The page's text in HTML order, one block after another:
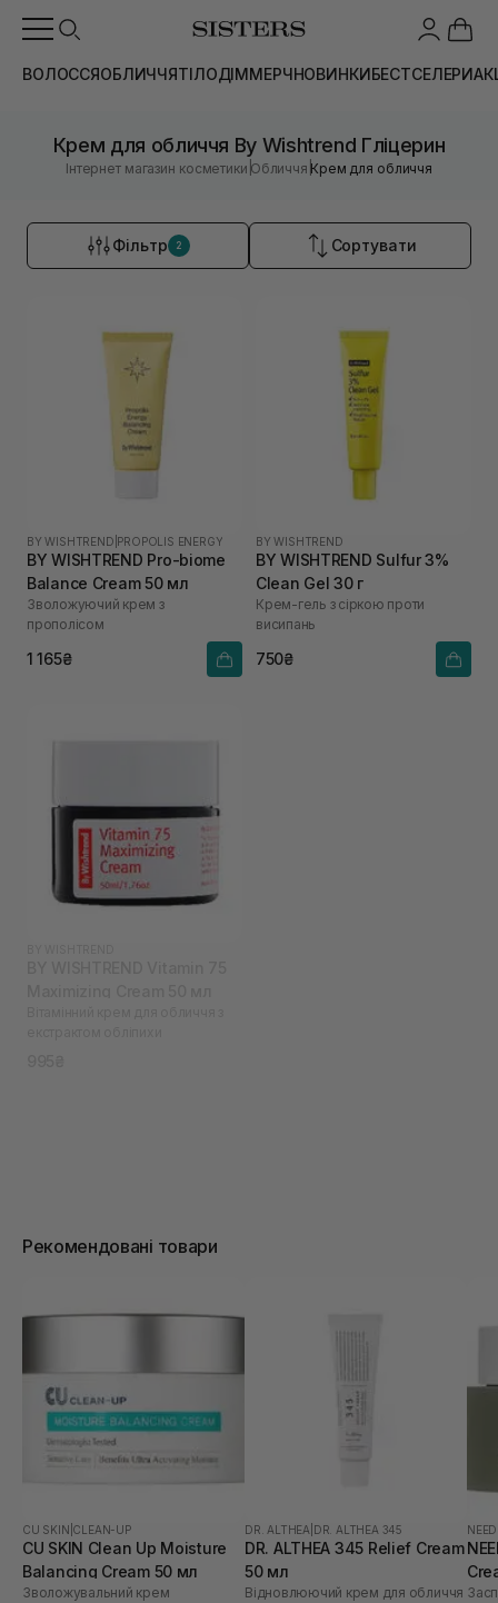
ВОЛОССЯОБЛИЧЧЯТІЛОДІММЕРЧНОВИНКИБЕСТСЕЛЕРИ
Крем для обличчя By Wishtrend Гліцерин
Інтернет магазин косметики |Обличчя |Крем для обличчя
Фільтр 2 Сортувати
BY WISHTREND PROPOLIS ENERGY
BY WISHTREND Pro-biome
Balance Cream 50 мл
Зволожуючий крем з
прополісом
1 165₴
BY WISHTREND
BY WISHTREND Sulfur 3%
Clean Gel 30 г
Крем-гель з сіркою проти
висипань
750₴
Рекомендовані товари
CU SKIN CLEAN-UP
CU SKIN Clean Up Moisture
Balancing Cream 50 мл
Зволожувальний крем
DR. ALTHEA DR. ALTHEA 345
DR. ALTHEA 345 Relief Cream
50 мл
Відновлюючий крем для обличчя